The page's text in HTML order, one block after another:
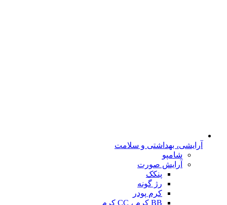
آرایشی، بهداشتی و سلامت
شامپو
آرایش صورت
پنکک
رژ گونه
کرم پودر
BB کرم ، CC کرم